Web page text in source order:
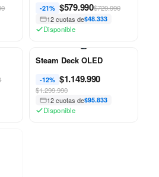
-21% $579.990$729.990
12 cuotas de$48.333
Disponible
Steam Deck OLED
-12% $1.149.990
$1.299.990
12 cuotas de$95.833
Disponible